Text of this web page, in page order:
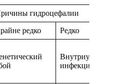
гидроцефалии
редко Редко
Внутриутробные
инфекции